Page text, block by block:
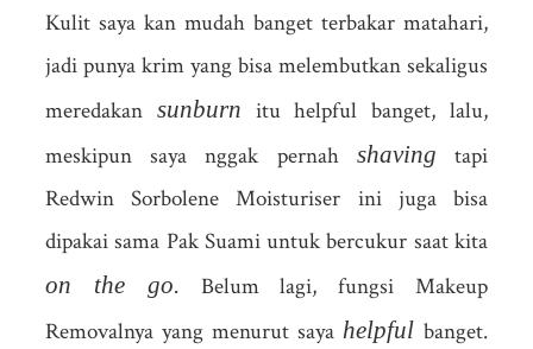
Kulit saya kan mudah banget terbakar matahari,
jadi punya krim yang bisa melembutkan sekaligus
meredakan sunburn itu helpful banget, lalu,
meskipun saya nggak pernah shaving tapi
Redwin Sorbolene Moisturiser ini juga bisa
dipakai sama Pak Suami untuk bercukur saat kita
on the go. Belum lagi, fungsi Makeup
Removalnya yang menurut saya helpful banget.